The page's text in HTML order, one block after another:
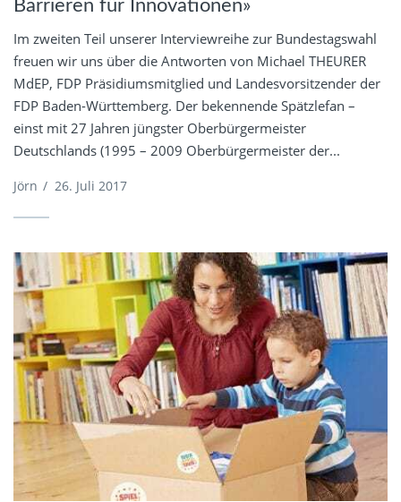
Barrieren für Innovationen»
Im zweiten Teil unserer Interviewreihe zur Bundestagswahl
freuen wir uns über die Antworten von Michael THEURER
MdEP, FDP Präsidiumsmitglied und Landesvorsitzender der
FDP Baden-Württemberg. Der bekennende Spätzlefan –
einst mit 27 Jahren jüngster Oberbürgermeister
Deutschlands (1995 – 2009 Oberbürgermeister der...
Jörn / 26. Juli 2017